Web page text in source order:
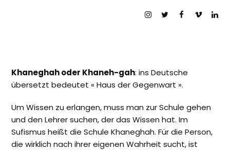
Instagram
TwitterFacebook
Vimeo
Khaneghah oder Khaneh-gah: ins Deutsche
übersetzt bedeutet « Haus der Gegenwart ».
Um Wissen zu erlangen, muss man zur Schule gehen
und den Lehrer suchen, der das Wissen hat. Im
Sufismus heißt die Schule Khaneghah. Für die Person,
die wirklich nach ihrer eigenen Wahrheit sucht, ist